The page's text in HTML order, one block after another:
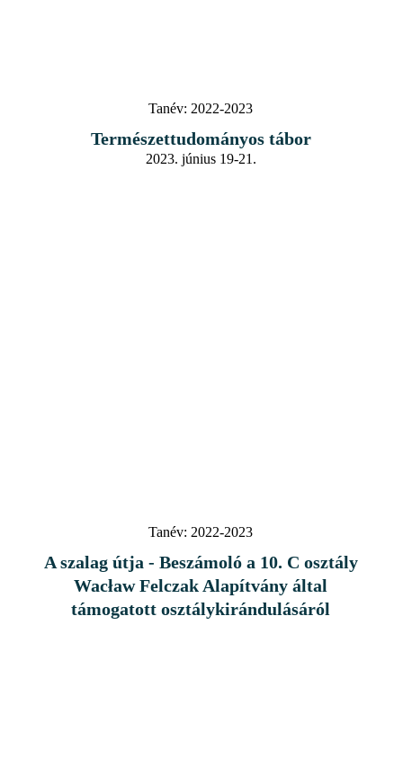
Tanév: 2022-2023
Természettudományos tábor
2023. június 19-21.
Tanév: 2022-2023
A szalag útja - Beszámoló a 10. C osztály
Wacław Felczak Alapítvány által
támogatott osztálykirándulásáról